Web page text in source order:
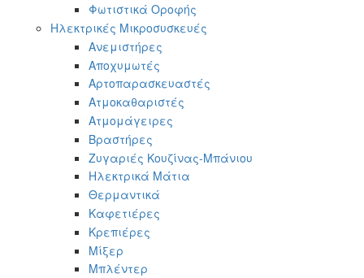
Φωτιστικά Οροφής
Ηλεκτρικές Μικροσυσκευές
Ανεμιστήρες
Αποχυμωτές
Αρτοπαρασκευαστές
Ατμοκαθαριστές
Ατμομάγειρες
Βραστήρες
Ζυγαριές Κουζίνας-Μπάνιου
Ηλεκτρικά Μάτια
Θερμαντικά
Καφετιέρες
Κρεπιέρες
Μίξερ
Μπλέντερ